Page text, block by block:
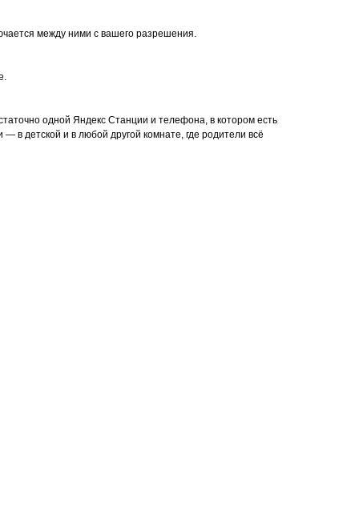
между ними с вашего разрешения.
одной Яндекс Станции и телефона, в котором есть
в детской и в любой другой комнате, где родители всё